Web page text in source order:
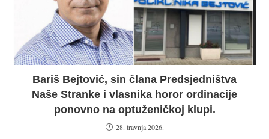
Bariš Bejtović, sin člana Predsjedništva
Naše Stranke i vlasnika horor ordinacije
ponovno na optuženičkoj klupi.
28. travnja 2026.